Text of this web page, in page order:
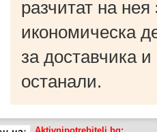
разчитат на
икономическа
за доставчика
останали.